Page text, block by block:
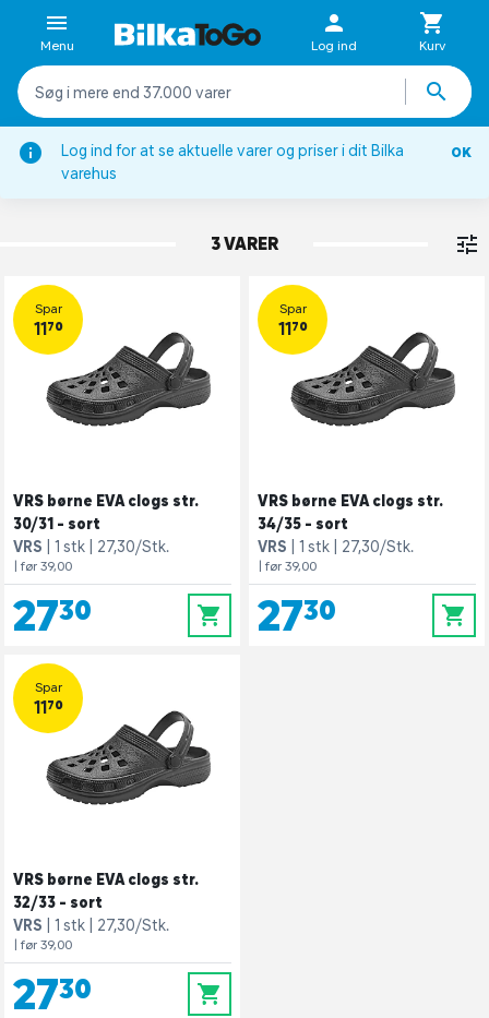
Log ind for at se aktuelle varer og priser i dit Bilka
varehus
OK
Menu Log ind Kurv
Børnesko
TRÆSKO
3 VARER
Spar
11,70
VRS børne EVA clogs str.
30/31 - sort
VRS
1 stk 27,30/Stk.
| før 39,00
27,30 0
Spar
11,70
VRS børne EVA clogs str.
34/35 - sort
VRS
1 stk 27,30/Stk.
| før 39,00
27,30 0
Spar
11,70
VRS børne EVA clogs str.
32/33 - sort
VRS
1 stk 27,30/Stk.
| før 39,00
27,30 0